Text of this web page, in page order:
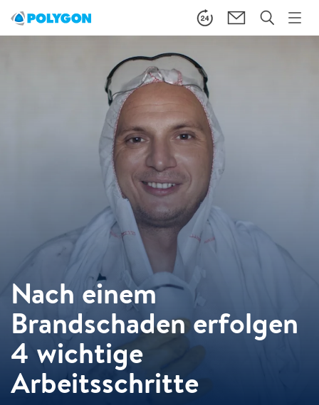
Nach einem
Brandschaden erfolgen
4 wichtige
Arbeitsschritte